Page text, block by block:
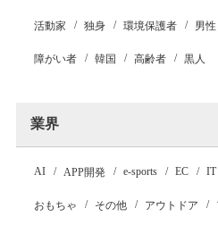
活動家 独身 環境保護者 男性
障がい者 韓国 高齢者 黒人
業界
AI APP開発 e-sports EC IT
おもちゃ その他 アウトドア